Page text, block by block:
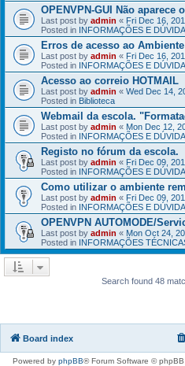
OPENVPN-GUI Não aparece
Last post by admin « Fri Dec 16,
Posted in INFORMAÇÕES E
Erros de acesso ao
Last post by admin « Fri Dec 16,
Posted in INFORMAÇÕES E
Acesso ao correio HOTMAIL
Last post by admin « Wed Dec 14,
Posted in Biblioteca
Webmail da escola.
Last post by admin « Mon Dec 12,
Posted in INFORMAÇÕES E
Registo no fórum da escola.
Last post by admin « Fri Dec 09,
Posted in INFORMAÇÕES E
Como utilizar o ambiente
Last post by admin « Fri Dec 09,
Posted in INFORMAÇÕES E
OPENVPN AUTOMODE/
Last post by admin « Mon Oct 24,
Posted in INFORMAÇÕES
Search found 48
Board index
Powered by phpBB® Forum Software ©